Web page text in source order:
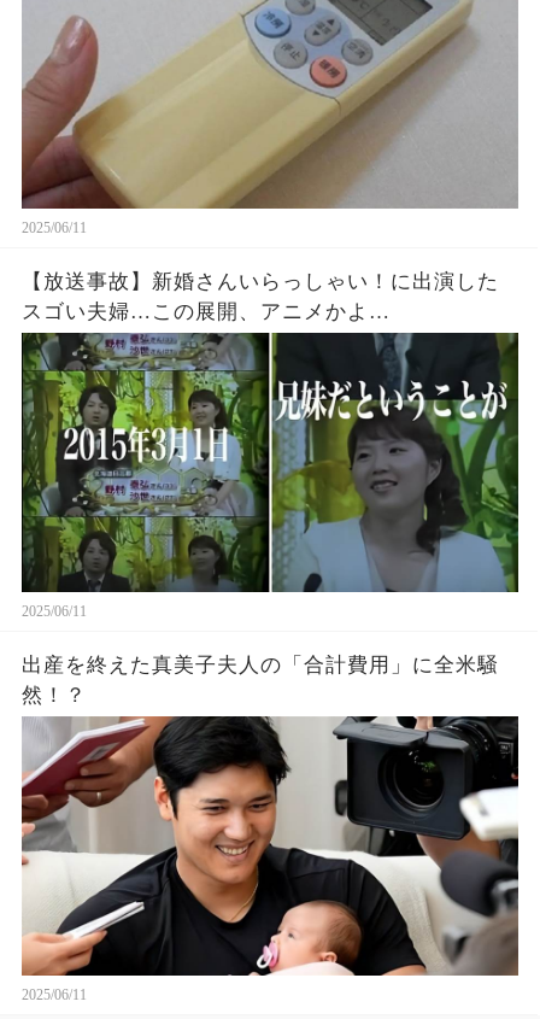
2025/06/11
【放送事故】新婚さんいらっしゃい！に出演した
スゴい夫婦…この展開、アニメかよ…
2025/06/11
出産を終えた真美子夫人の「合計費用」に全米騒
然！？
2025/06/11